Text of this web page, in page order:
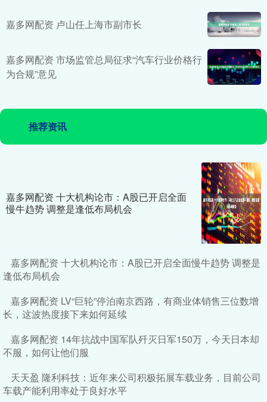
嘉多网配资 卢山任上海市副市长
嘉多网配资 市场监管总局征求“汽车行业价格行
为合规”意见
推荐资讯
嘉多网配资 十大机构论市：A股已开启全面
慢牛趋势 调整是逢低布局机会
嘉多网配资 十大机构论市：A股已开启全面慢牛趋势 调整是
逢低布局机会
嘉多网配资 LV“巨轮”停泊南京西路，有商业体销售三位数增
长，这波热度接下来如何延续
嘉多网配资 14年抗战中国军队歼灭日军150万，今天日本却
不服，如何让他们服
天天盈 隆利科技：近年来公司积极拓展车载业务，目前公司
车载产能利用率处于良好水平